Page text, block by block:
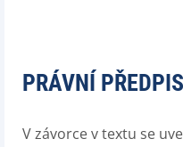
PRÁVNÍ
V závorce v textu se